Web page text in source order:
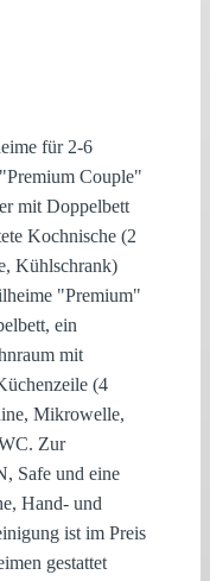
für 2-6
Couple"
mit Doppelbett
Kochnische (2
Kühlschrank)
"Premium"
ein
mit
(4
Mikrowelle,
Zur
Safe und eine
Hand- und
ist im Preis
gestattet